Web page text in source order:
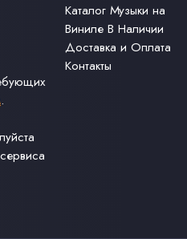
.
Каталог Музыки на
Виниле В Наличии
Доставка и Оплата
Контакты